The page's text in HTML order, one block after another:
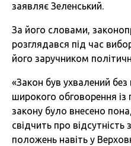
заявляє Зеленський.
За його словами,
розглядався під час
його заручником
«Закон був ухвалений
широкого обговорення
закону було внесено
свідчить про
положень навіть у